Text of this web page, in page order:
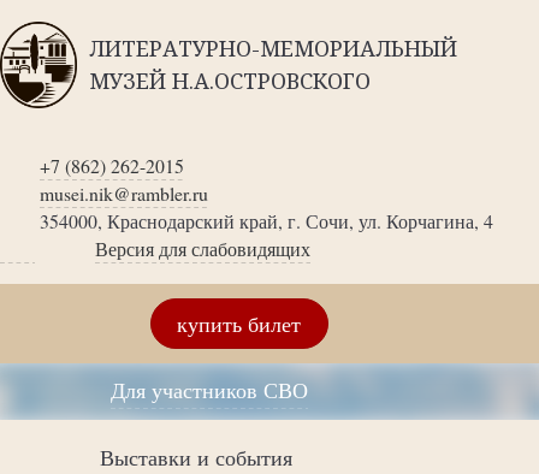
ЛИТЕРАТУРНО-МЕМОРИАЛЬНЫЙ
МУЗЕЙ Н.А.ОСТРОВСКОГО
+7 (862) 262-2015
musei.nik@rambler.ru
354000, Краснодарский край, г. Сочи, ул. Корчагина, 4
Версия для слабовидящих
купить билет
Для участников СВО
Выставки и события